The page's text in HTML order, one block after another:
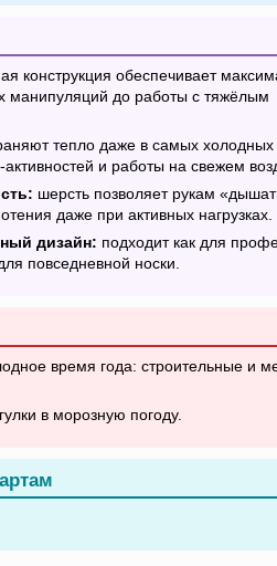
конструкция обеспечивает
манипуляций до работы с тяжёлым
тепло даже в самых холодных
и работы на свежем
шерсть позволяет рукам
даже при активных нагрузках.
дизайн: подходит как для
повседневной носки.
время года: строительные и
в морозную погоду.